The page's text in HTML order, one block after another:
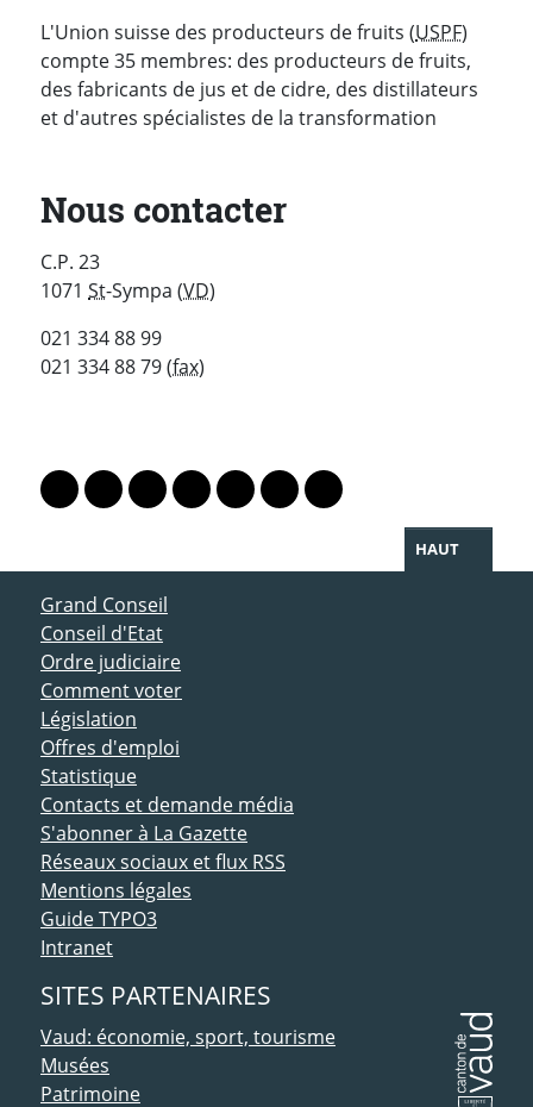
L'Union suisse des producteurs de fruits (USPF)
compte 35 membres: des producteurs de fruits,
des fabricants de jus et de cidre, des distillateurs
et d'autres spécialistes de la transformation
Nous contacter
C.P. 23
1071 St-Sympa (VD)
021 334 88 99
021 334 88 79 (fax)
Lien vers le profil Mastodon
Lien vers le profil Bluesky
Lien vers le profil Instagram
Lien vers le profil Linkedin
Lien vers le profil Facebook
Lien vers le profil Twitter
Partager par WhatsApp
HAUT
ACCÈS DIRECT
Grand Conseil
Conseil d'Etat
Ordre judiciaire
Comment voter
Législation
Offres d'emploi
Statistique
Contacts et demande média
S'abonner à La Gazette
Réseaux sociaux et flux RSS
Mentions légales
Guide TYPO3
Intranet
SITES PARTENAIRES
Vaud: économie, sport, tourisme
Musées
Patrimoine